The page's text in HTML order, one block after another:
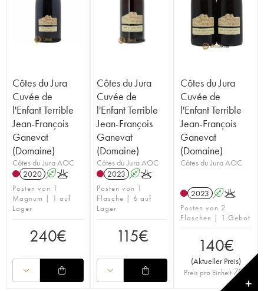
Côtes du Jura
Cuvée de
l'Enfant Terrible
Jean-François
Ganevat
(Domaine)
Côtes du Jura AOC
2020 AK
Posten von 1
Magnum | 1 auf
Lager
240€
Côtes du Jura
Cuvée de
l'Enfant Terrible
Jean-François
Ganevat
(Domaine)
Côtes du Jura AOC
2023 AK
Posten von 1
Flasche | 6 auf
Lager
115€
Côtes du Jura
Cuvée de
l'Enfant Terrible
Jean-François
Ganevat
(Domaine)
Côtes du Jura AOC
2023 AK
Posten von 2
Flaschen | 1 Gebot
140€
(Aktueller Preis)
Preis pro Einheit 70€
✕